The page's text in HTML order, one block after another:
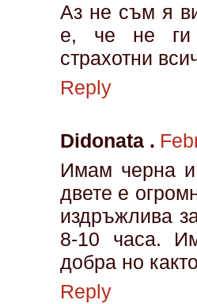
Аз не съм я
е, че не ги
страхотни
Reply
Didonata .
Имам черна и
двете е
издръжлива
8-10 часа.
добра но
Reply